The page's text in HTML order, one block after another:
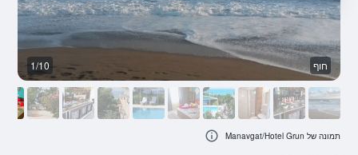
חוף 1/10
תמונה של Manavgat/Hotel Grun